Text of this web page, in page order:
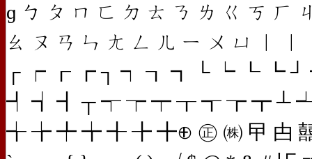
ɡ ㄅ ㄆ ㄇ ㄈ ㄉ ㄊ ㄋ ㄌ ㄍ ㄎ ㄏ
ㄠ ㄡ ㄢ ㄣ ㄤ ㄥ ㄦ ㄧ ㄨ ㄩ
┌ ┍ ┎ ┏ ┐ ┑ ┒ ┓ └ ┕ ┖ ┗
┩ ┪ ┫ ┬ ┭ ┮ ┯ ┰ ┱ ┲ ┳ ┴
╅ ╆ ╇ ╈ ╉ ╊ ╋⊕ ㊣ ㈱ 曱 甴 囍